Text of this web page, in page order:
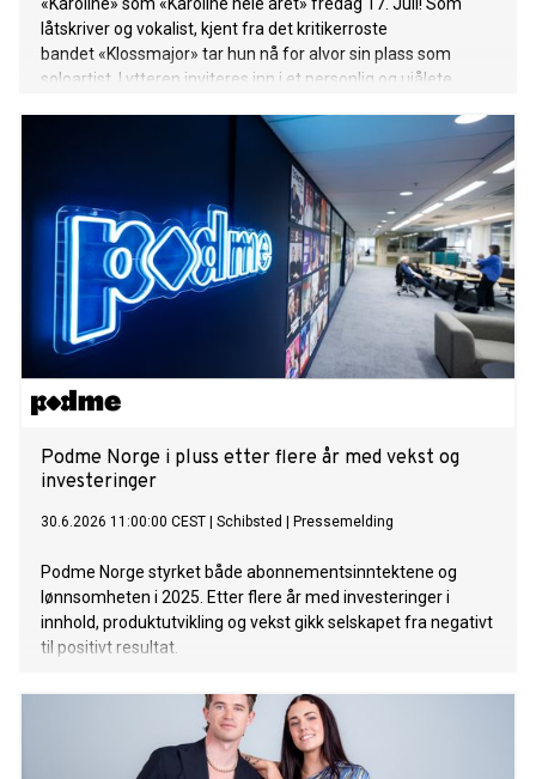
«Karoline» som «Karoline hele året» fredag 17. Juli! Som
låtskriver og vokalist, kjent fra det kritikerroste
bandet «Klossmajor» tar hun nå for alvor sin plass som
soloartist. Lytteren inviteres inn i et personlig og ujålete
Podme Norge i pluss etter flere år med vekst og
investeringer
30.6.2026 11:00:00 CEST Schibsted Pressemelding
Podme Norge styrket både abonnementsinntektene og
lønnsomheten i 2025. Etter flere år med investeringer i
innhold, produktutvikling og vekst gikk selskapet fra negativt
til positivt resultat.